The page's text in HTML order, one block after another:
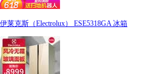
伊莱克斯（Electrolux） ESE5318GA 冰箱